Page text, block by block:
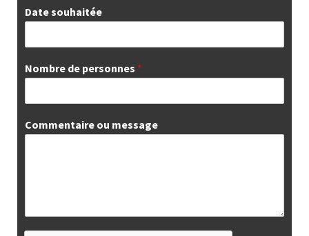
Date souhaitée
Nombre de personnes *
Commentaire ou message